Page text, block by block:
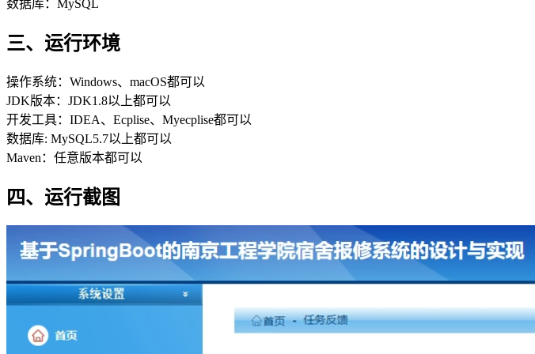
数据库：MySQL
三、运行环境
操作系统：Windows、macOS都可以
JDK版本：JDK1.8以上都可以
开发工具：IDEA、Ecplise、Myecplise都可以
数据库: MySQL5.7以上都可以
Maven：任意版本都可以
四、运行截图